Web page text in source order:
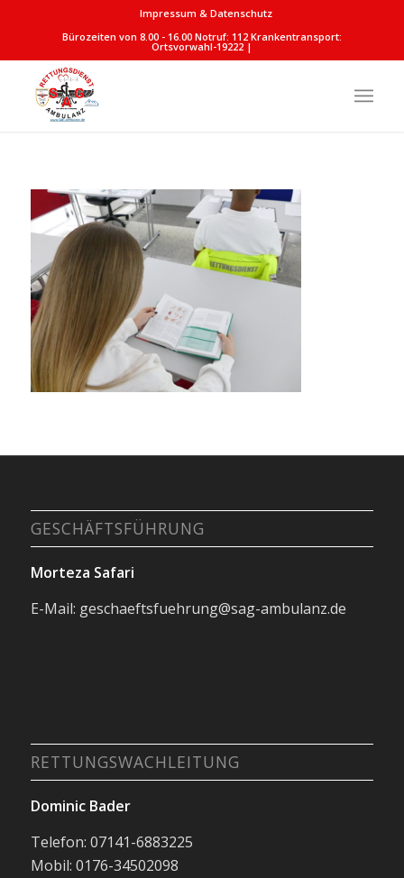
Impressum & Datenschutz
Bürozeiten von 8.00 - 16.00 Notruf: 112 Krankentransport:
Ortsvorwahl-19222 |
GESCHÄFTSFÜHRUNG
Morteza Safari
E-Mail: geschaeftsfuehrung@sag-ambulanz.de
RETTUNGSWACHLEITUNG
Dominic Bader
Telefon: 07141-6883225
Mobil: 0176-34502098